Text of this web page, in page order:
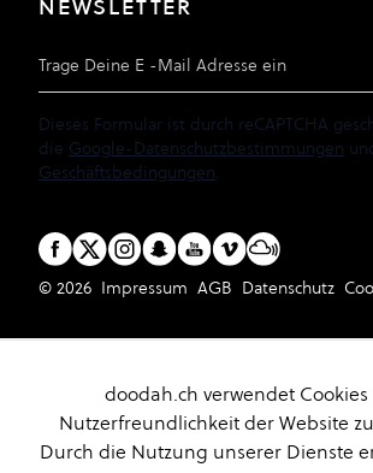
NEWSLETTER
Dieses Formular ist durch reCAPTCHA
die Google-Datenschutzbestimmungen
Geschäftsbedingungen.
© 2026 Impressum AGB Datenschutz
doodah.ch verwendet
Nutzerfreundlichkeit der Website
Durch die Nutzung unserer Dienste